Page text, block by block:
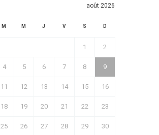
août 2026
M M J V S D
1 2
4 5 6 7 8 9
11 12 13 14 15 16
18 19 20 21 22 23
25 26 27 28 29 30